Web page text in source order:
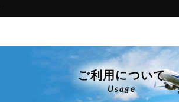
ご利用について
Usage